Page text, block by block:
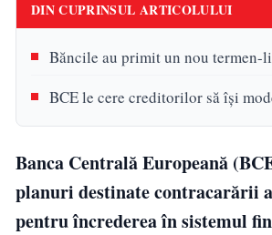
DIN CUPRINSUL ARTICOLULUI
Băncile au primit un nou termen-
BCE le cere creditorilor să își
Banca Centrală Europeană
planuri destinate contracarării
pentru încrederea în sistemul